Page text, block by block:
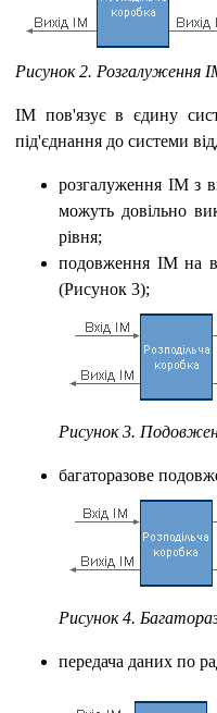
Рисунок 2. Розгалуження
ІМ пов'язує в єдину
під'єднання до системи
розгалуження ІМ з
можуть довільно
рівня;
подовження ІМ на
(Рисунок 3);
Рисунок 3.
багаторазове
Рисунок 4.
передача даних по